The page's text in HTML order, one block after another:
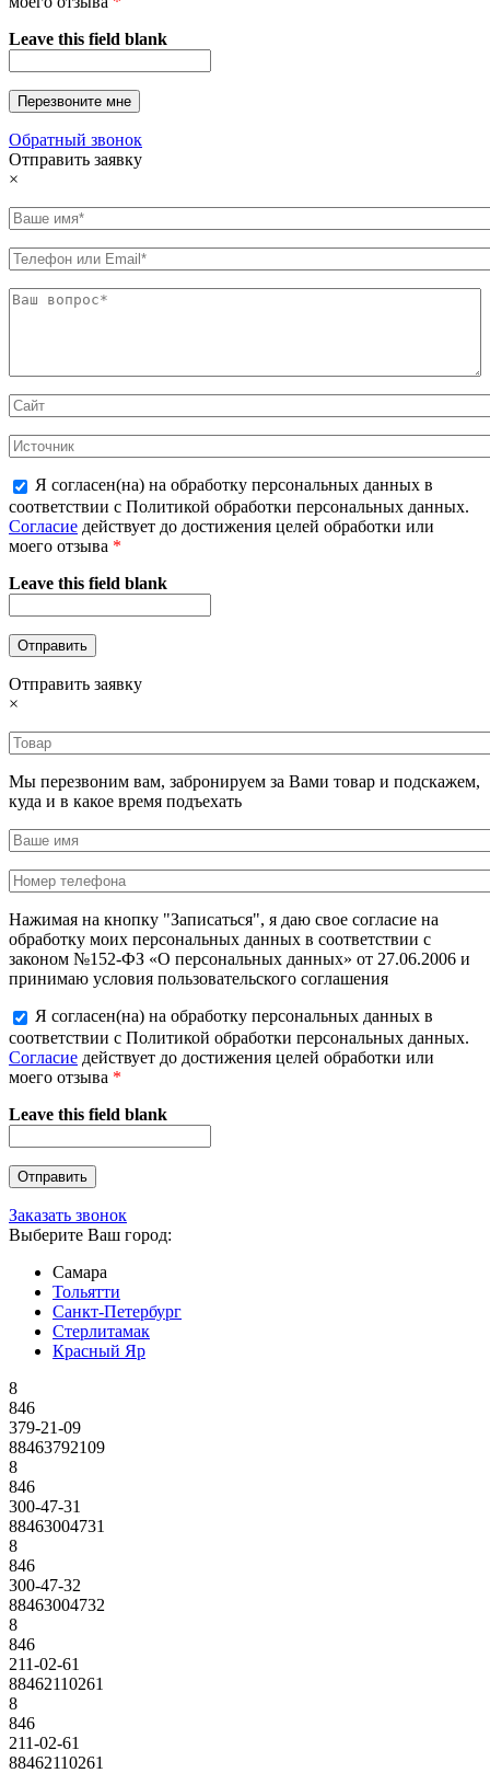
Leave this field blank
Обратный звонок
Отправить заявку
×
Я согласен(на) на обработку персональных данных в
соответствии с Политикой обработки персональных данных.
Согласие действует до достижения целей обработки или
моего отзыва *
Leave this field blank
Отправить заявку
×
Мы перезвоним вам, забронируем за Вами товар и подскажем,
куда и в какое время подъехать
Нажимая на кнопку "Записаться", я даю свое согласие на
обработку моих персональных данных в соответствии с
законом №152-ФЗ «О персональных данных» от 27.06.2006 и
принимаю условия пользовательского соглашения
Я согласен(на) на обработку персональных данных в
соответствии с Политикой обработки персональных данных.
Согласие действует до достижения целей обработки или
моего отзыва *
Leave this field blank
Заказать звонок
Выберите Ваш город:
Самара
Тольятти
Санкт-Петербург
Стерлитамак
Красный Яр
8
846
379-21-09
88463792109
8
846
300-47-31
88463004731
8
846
300-47-32
88463004732
8
846
211-02-61
88462110261
8
846
211-02-61
88462110261